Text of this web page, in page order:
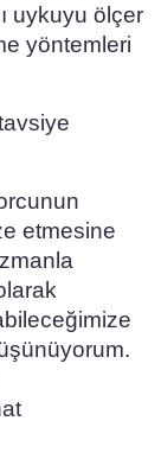
uykuyu ölçer
yöntemleri
etmesine